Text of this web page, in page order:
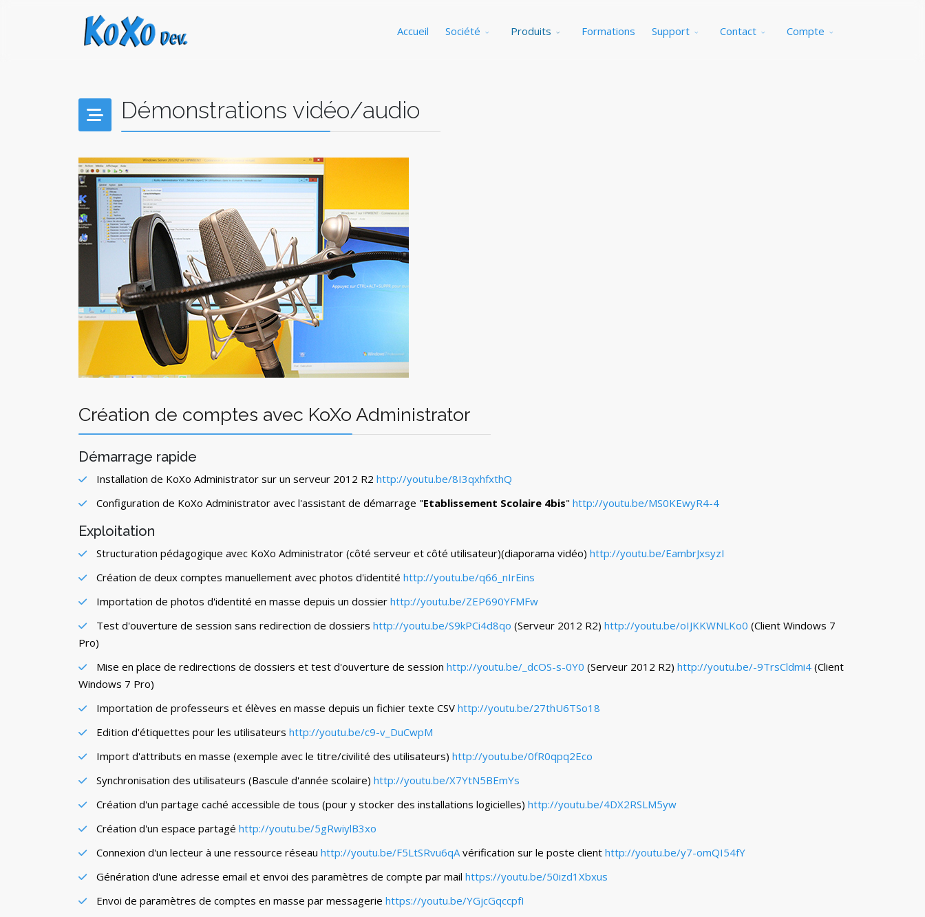
Accueil Société Produits Formations Support Contact Compte
Démonstrations vidéo/audio
Création de comptes avec KoXo Administrator
Démarrage rapide
Installation de KoXo Administrator sur un serveur 2012 R2 http://youtu.be/8I3qxhfxthQ
Configuration de KoXo Administrator avec l'assistant de démarrage "Etablissement Scolaire 4bis" http://youtu.be/MS0KEwyR4-4
Exploitation
Structuration pédagogique avec KoXo Administrator (côté serveur et côté utilisateur)(diaporama vidéo) http://youtu.be/EambrJxsyzI
Création de deux comptes manuellement avec photos d'identité http://youtu.be/q66_nIrEins
Importation de photos d'identité en masse depuis un dossier http://youtu.be/ZEP690YFMFw
Test d'ouverture de session sans redirection de dossiers http://youtu.be/S9kPCi4d8qo (Serveur 2012 R2) http://youtu.be/oIJKKWNLKo0 (Client Windows 7
Pro)
Mise en place de redirections de dossiers et test d'ouverture de session http://youtu.be/_dcOS-s-0Y0 (Serveur 2012 R2) http://youtu.be/-9TrsCldmi4 (Client
Windows 7 Pro)
Importation de professeurs et élèves en masse depuis un fichier texte CSV http://youtu.be/27thU6TSo18
Edition d'étiquettes pour les utilisateurs http://youtu.be/c9-v_DuCwpM
Import d'attributs en masse (exemple avec le titre/civilité des utilisateurs) http://youtu.be/0fR0qpq2Eco
Synchronisation des utilisateurs (Bascule d'année scolaire) http://youtu.be/X7YtN5BEmYs
Création d'un partage caché accessible de tous (pour y stocker des installations logicielles) http://youtu.be/4DX2RSLM5yw
Création d'un espace partagé http://youtu.be/5gRwiylB3xo
Connexion d'un lecteur à une ressource réseau http://youtu.be/F5LtSRvu6qAvérification sur le poste client http://youtu.be/y7-omQI54fY
Génération d'une adresse email et envoi des paramètres de compte par mail https://youtu.be/50izd1Xbxus
Envoi de paramètres de comptes en masse par messagerie https://youtu.be/YGjcGqccpfI